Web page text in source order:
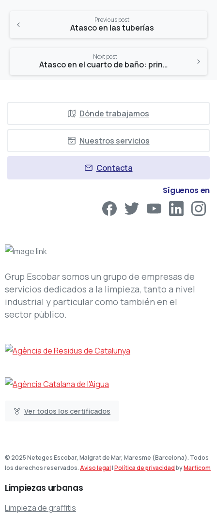
Reading
Previous post
Atasco en las tuberías
Next post
Atasco en el cuarto de baño: principales problemas
Dónde trabajamos
Nuestros servicios
Contacta
Síguenos en
Grup Escobar somos un grupo de empresas de
servicios dedicados a la limpieza, tanto a nivel
industrial y particular como también en el
sector público.
Ver todos los certificados
© 2025 Neteges Escobar, Malgrat de Mar, Maresme (Barcelona). Todos
los derechos reservados.Aviso legal|Política de privacidadbyMarficom
Limpiezas urbanas
Limpieza de graffitis